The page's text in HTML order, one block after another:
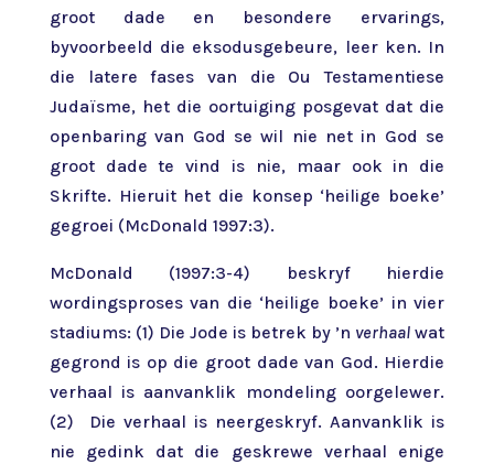
groot dade en besondere ervarings,
byvoorbeeld die eksodusgebeure, leer ken. In
die latere fases van die Ou Testamentiese
Judaïsme, het die oortuiging posgevat dat die
openbaring van God se wil nie net in God se
groot dade te vind is nie, maar ook in die
Skrifte. Hieruit het die konsep ‘heilige boeke’
gegroei (McDonald 1997:3).
McDonald (1997:3-4) beskryf hierdie
wordingsproses van die ‘heilige boeke’ in vier
stadiums: (1) Die Jode is betrek by ’n verhaalwat
gegrond is op die groot dade van God. Hierdie
verhaal is aanvanklik mondeling oorgelewer.
(2) Die verhaal is neergeskryf. Aanvanklik is
nie gedink dat die geskrewe verhaal enige